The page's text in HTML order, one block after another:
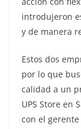
introdujeron
y de manera
Estos dos
por lo que
calidad a un
UPS Store en
con el